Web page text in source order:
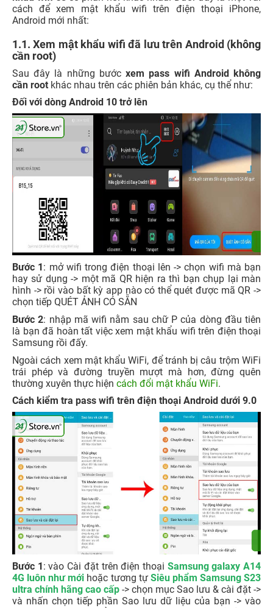
cách để xem mật khẩu wifi trên điện thoại iPhone,
Android mới nhất:
1.1. Xem mật khẩu wifi đã lưu trên Android (không
cần root)
Sau đây là những bướcxem pass wifi Android không
cần root khác nhau trên các phiên bản khác, cụ thể như:
Đối với dòng Android 10 trở lên
Bước 1 : mở wifi trong điện thoại lên -> chọn wifi mà bạn
hay sử dụng -> một mã QR hiện ra thì bạn chụp lại màn
hình -> rồi vào bất kỳ app nào có thể quét được mã QR ->
chọn tiếp QUÉT ẢNH CÓ SẴN
Bước 2: nhập mã wifi nằm sau chữ P của dòng đầu tiên
là bạn đã hoàn tất việc xem mật khẩu wifi trên điện thoại
Samsung rồi đấy.
Ngoài cách xem mật khẩu WiFi, để tránh bị câu trộm WiFi
trái phép và đường truyền mượt mà hơn, đừng quên
thường xuyên thực hiện cách đổi mật khẩu WiFi.
Cách kiểm tra pass wifi trên điện thoại Android dưới 9.0
Bước 1: vào Cài đặt trên điện thoại Samsung galaxy A14
4G luôn như mới hoặc tương tự Siêu phẩm Samsung S23
ultra chính hãng cao cấp -> chọn mục Sao lưu & cài đặt ->
và nhấn chọn tiếp phần Sao lưu dữ liệu của bạn -> vào